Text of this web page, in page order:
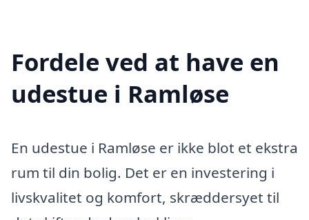
Fordele ved at have en
udestue i Ramløse
En udestue i Ramløse er ikke blot et ekstra
rum til din bolig. Det er en investering i
livskvalitet og komfort, skræddersyet til